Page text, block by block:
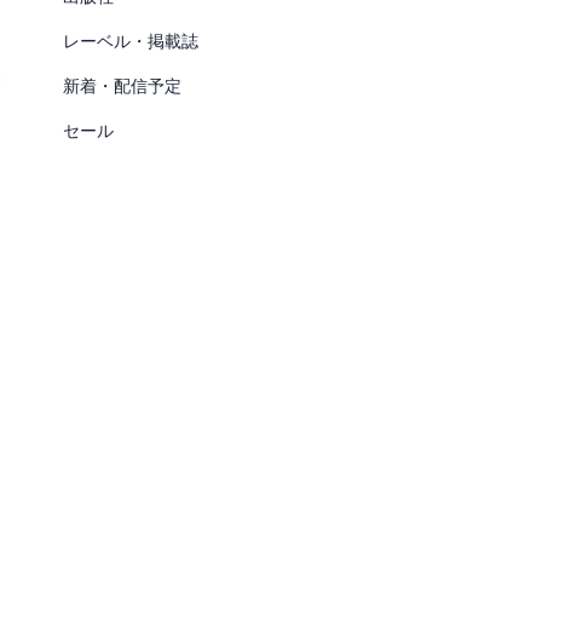
レーベル・掲載誌
新着・配信予定
セール